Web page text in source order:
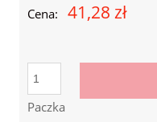
Cena: 41,28 zł
Paczka